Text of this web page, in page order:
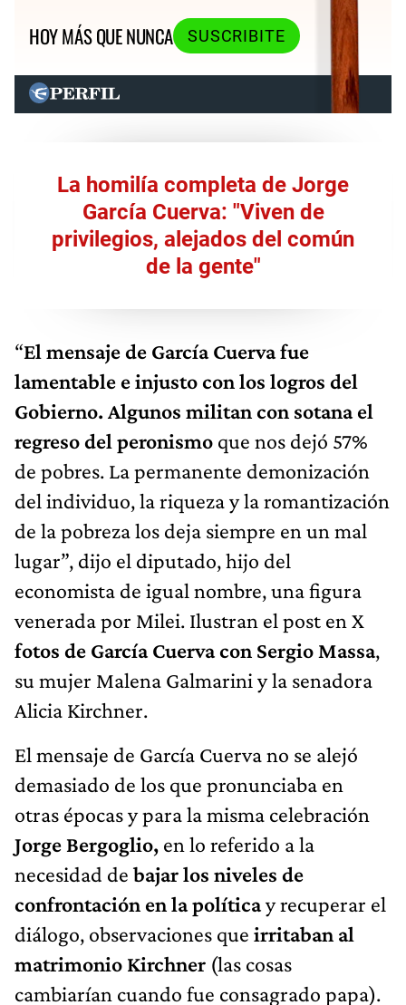
HOY MÁS QUE NUNCA
SUSCRIBITE
La homilía completa de Jorge
García Cuerva: "Viven de
privilegios, alejados del común
de la gente"
“El mensaje de García Cuerva fue
lamentable e injusto con los logros del
Gobierno. Algunos militan con sotana el
regreso del peronismo que nos dejó 57%
de pobres. La permanente demonización
del individuo, la riqueza y la romantización
de la pobreza los deja siempre en un mal
lugar”, dijo el diputado, hijo del
economista de igual nombre, una figura
venerada por Milei. Ilustran el post en X
fotos de García Cuerva con Sergio Massa,
su mujer Malena Galmarini y la senadora
Alicia Kirchner.
El mensaje de García Cuerva no se alejó
demasiado de los que pronunciaba en
otras épocas y para la misma celebración
Jorge Bergoglio, en lo referido a la
necesidad de bajar los niveles de
confrontación en la políticay recuperar el
diálogo, observaciones que irritaban al
matrimonio Kirchner (las cosas
cambiarían cuando fue consagrado papa).